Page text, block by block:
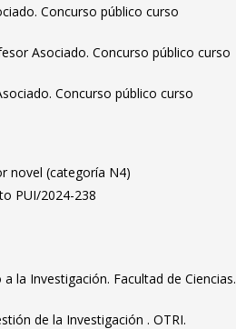
Concurso público curso
Asociado. Concurso público curso
Concurso público curso
novel (categoría N4)
PUI/2024-238
la Investigación. Facultad de Ciencias.
de la Investigación . OTRI.